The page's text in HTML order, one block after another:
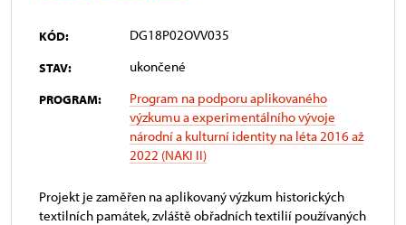
KÓD: DG18P02OVV035
STAV: ukončené
PROGRAM:
Program na podporu aplikovaného
výzkumu a experimentálního vývoje
národní a kulturní identity na léta 2016 až
2022 (NAKI II)
Projekt je zaměřen na aplikovaný výzkum historických
textilních památek, zvláště obřadních textilií používaných